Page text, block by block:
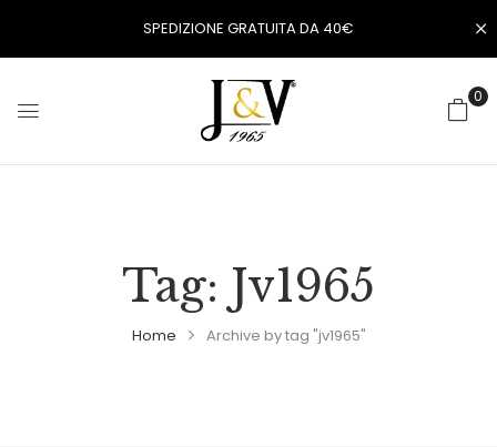
SPEDIZIONE GRATUITA DA 40€
0
Tag: Jv1965
Home Archive by tag "jv1965"